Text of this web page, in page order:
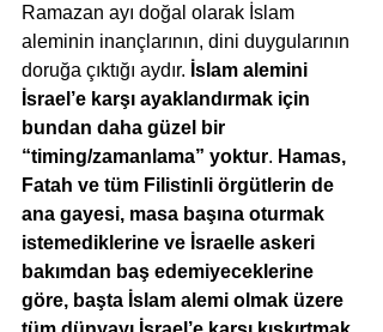
Ramazan ayı doğal olarak İslam
aleminin inançlarının, dini duygularının
doruğa çıktığı aydır. İslam alemini
İsrael’e karşı ayaklandırmak için
bundan daha güzel bir
“timing/zamanlama” yoktur. Hamas,
Fatah ve tüm Filistinli örgütlerin de
ana gayesi, masa başına oturmak
istemediklerine ve İsraelle askeri
bakımdan baş edemiyeceklerine
göre, başta İslam alemi olmak üzere